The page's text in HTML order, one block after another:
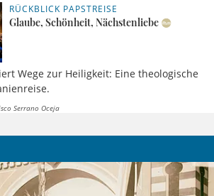
RÜCKBLICK PAPSTREISE
Glaube, Schönheit, Nächstenliebe
Wege zur Heiligkeit: Eine theologische
Serrano Oceja